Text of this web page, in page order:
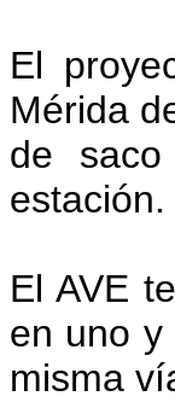
El
Mérida
de
estación.
El AVE
en uno
misma